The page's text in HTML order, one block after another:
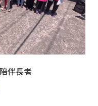
伴長者